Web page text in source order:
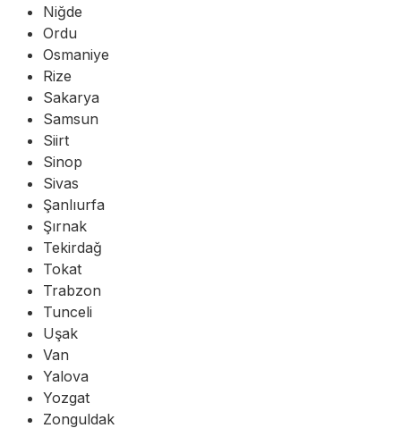
Niğde
Ordu
Osmaniye
Rize
Sakarya
Samsun
Siirt
Sinop
Sivas
Şanlıurfa
Şırnak
Tekirdağ
Tokat
Trabzon
Tunceli
Uşak
Van
Yalova
Yozgat
Zonguldak